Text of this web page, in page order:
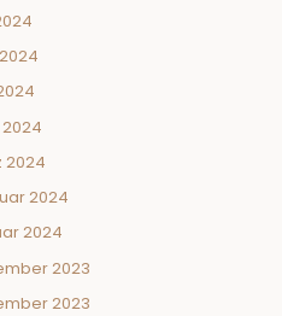
2024
2024
2024
2023
2023